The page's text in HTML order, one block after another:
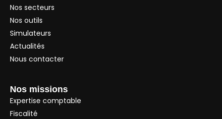
Nos secteurs
Nos outils
Simulateurs
Actualités
Nous contacter
Nos missions
Expertise comptable
Fiscalité